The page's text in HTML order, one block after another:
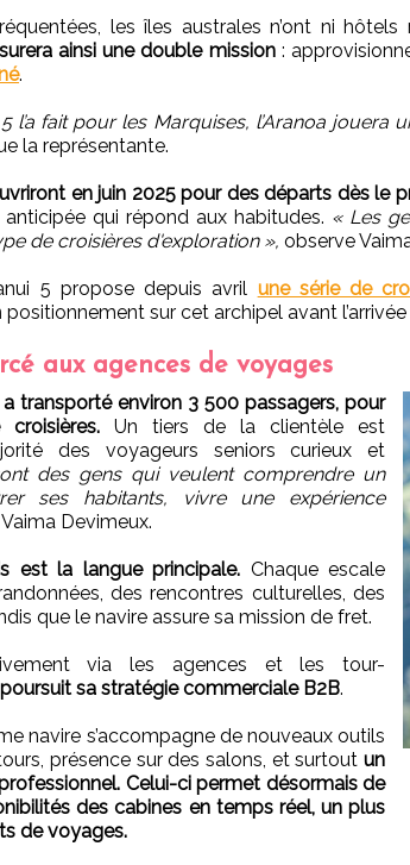
les îles australes n’ont ni hôtels
ainsi une double mission:
.
5 l’a fait pour les Marquises, l’Aranoa
la représentante.
en juin 2025 pour des départs dès le
qui répond aux habitudes. « Les
de croisières d'exploration », observe
5 propose depuis avril une série de
sur cet archipel avant l’arrivée
aux agences de voyages
a transporté environ 3 500 passagers, pour
Un tiers de la clientèle est
des voyageurs seniors curieux et
des gens qui veulent comprendre un
ses habitants, vivre une expérience
Devimeux.
est la langue principale. Chaque escale
des rencontres culturelles, des
que le navire assure sa mission de fret.
via les agences et les tour-
sa stratégie commerciale B2B.
navire s’accompagne de nouveaux outils
présence sur des salons, et surtout un
Celui-ci permet désormais de
des cabines en temps réel, un plus
de voyages.